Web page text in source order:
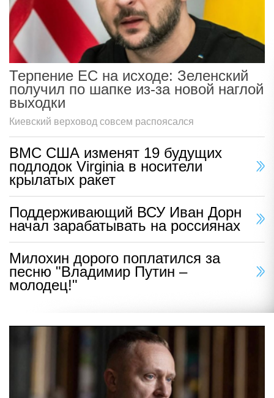
Терпение ЕС на исходе: Зеленский
получил по шапке из-за новой наглой
выходки
Киевский верховод совсем распоясался
ВМС США изменят 19 будущих
подлодок Virginia в носители
крылатых ракет
Поддерживающий ВСУ Иван Дорн
начал зарабатывать на россиянах
Милохин дорого поплатился за
песню "Владимир Путин –
молодец!"